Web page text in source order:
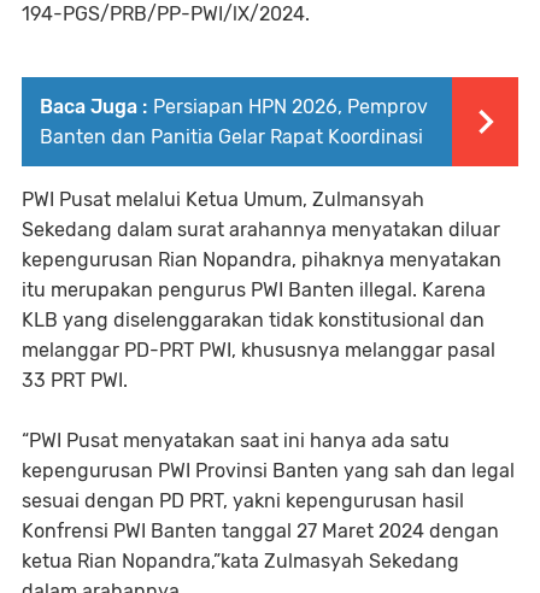
194-PGS/PRB/PP-PWI/lX/2024.
Baca Juga : Persiapan HPN 2026, Pemprov
Banten dan Panitia Gelar Rapat Koordinasi
PWI Pusat melalui Ketua Umum, Zulmansyah
Sekedang dalam surat arahannya menyatakan diluar
kepengurusan Rian Nopandra, pihaknya menyatakan
itu merupakan pengurus PWI Banten illegal. Karena
KLB yang diselenggarakan tidak konstitusional dan
melanggar PD-PRT PWI, khususnya melanggar pasal
33 PRT PWI.
“PWI Pusat menyatakan saat ini hanya ada satu
kepengurusan PWI Provinsi Banten yang sah dan legal
sesuai dengan PD PRT, yakni kepengurusan hasil
Konfrensi PWI Banten tanggal 27 Maret 2024 dengan
ketua Rian Nopandra,”kata Zulmasyah Sekedang